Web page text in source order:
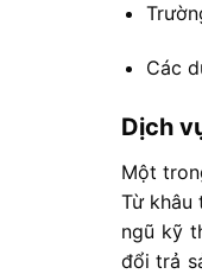
Các
Dịch
Một
Từ khâu
ngũ kỹ
đổitrả